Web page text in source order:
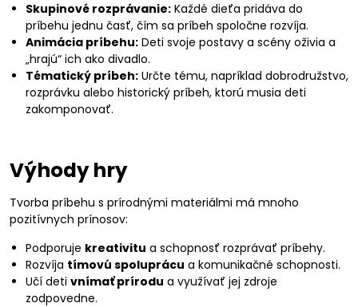
Skupinové rozprávanie: Každé dieťa pridáva do
príbehu jednu časť, čím sa príbeh spoločne rozvíja.
Animácia príbehu: Deti svoje postavy a scény oživia a
„hrajú“ ich ako divadlo.
Tématický príbeh: Určte tému, napríklad dobrodružstvo,
rozprávku alebo historický príbeh, ktorú musia deti
zakomponovať.
Výhody hry
Tvorba príbehu s prírodnými materiálmi má mnoho
pozitívnych prínosov:
Podporuje kreativitu a schopnosť rozprávať príbehy.
Rozvíja tímovú spoluprácu a komunikačné schopnosti.
Učí deti vnímať prírodu a využívať jej zdroje
zodpovedne.